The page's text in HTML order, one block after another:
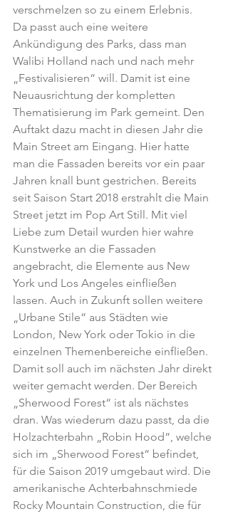
verschmelzen so zu einem Erlebnis.
Da passt auch eine weitere
Ankündigung des Parks, dass man
Walibi Holland nach und nach mehr
„Festivalisieren“ will. Damit ist eine
Neuausrichtung der kompletten
Thematisierung im Park gemeint. Den
Auftakt dazu macht in diesen Jahr die
Main Street am Eingang. Hier hatte
man die Fassaden bereits vor ein paar
Jahren knall bunt gestrichen. Bereits
seit Saison Start 2018 erstrahlt die Main
Street jetzt im Pop Art Still. Mit viel
Liebe zum Detail wurden hier wahre
Kunstwerke an die Fassaden
angebracht, die Elemente aus New
York und Los Angeles einfließen
lassen. Auch in Zukunft sollen weitere
„Urbane Stile“ aus Städten wie
London, New York oder Tokio in die
einzelnen Themenbereiche einfließen.
Damit soll auch im nächsten Jahr direkt
weiter gemacht werden. Der Bereich
„Sherwood Forest“ ist als nächstes
dran. Was wiederum dazu passt, da die
Holzachterbahn „Robin Hood“, welche
sich im „Sherwood Forest“ befindet,
für die Saison 2019 umgebaut wird. Die
amerikanische Achterbahnschmiede
Rocky Mountain Construction, die für